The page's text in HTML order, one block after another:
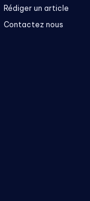
Rédiger un article
Contactez nous